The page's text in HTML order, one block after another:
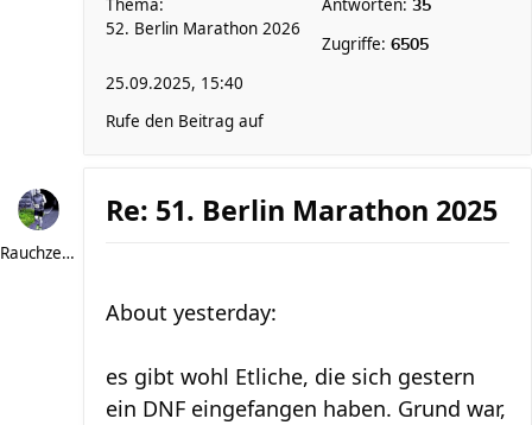
Thema:
52. Berlin Marathon 2026
Antworten: 35
Zugriffe: 6505
25.09.2025, 15:40
Rufe den Beitrag auf
Rauchzeichen
Re: 51. Berlin Marathon 2025
About yesterday:
es gibt wohl Etliche, die sich gestern
ein DNF eingefangen haben. Grund war,